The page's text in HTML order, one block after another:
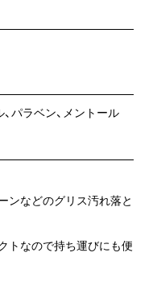
パラベン、メントール
ンなどのグリス汚れ落と
トなので持ち運びにも便